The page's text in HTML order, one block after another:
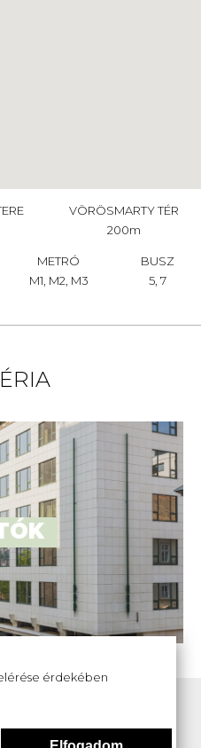
VÖRÖSMARTY TÉR
200m
METRÓ
M1, M2, M3
BUSZ
5, 7
hozzánk bizalommal.
érdekében